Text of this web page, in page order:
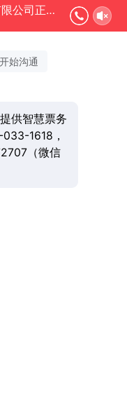
湖南小游信息技术有限公司正在为您服务
始沟通
供智慧票务
1618，
（微信